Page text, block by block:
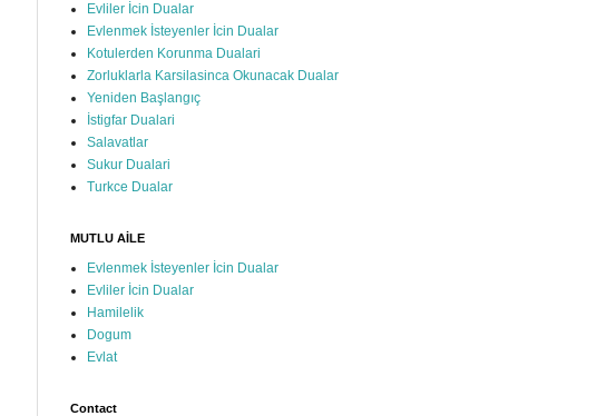
Evliler İcin Dualar
Evlenmek İsteyenler İcin Dualar
Kotulerden Korunma Dualari
Zorluklarla Karsilasinca Okunacak Dualar
Yeniden Başlangıç
İstigfar Dualari
Salavatlar
Sukur Dualari
Turkce Dualar
MUTLU AİLE
Evlenmek İsteyenler İcin Dualar
Evliler İcin Dualar
Hamilelik
Dogum
Evlat
Contact